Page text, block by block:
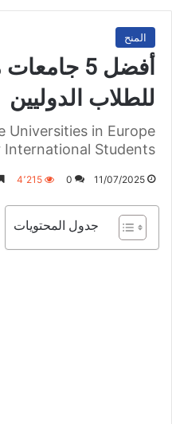
المنح
أفضل 5
للطلاب الدوليين
Universities in Europe
International Students
11/07/2025
0 4٬215
جدول المحتويات